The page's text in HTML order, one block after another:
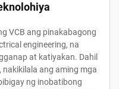
VCB ang pinakabagong
engineering, na
at katiyakan. Dahil
nakikilala ang aming mga
ng inobatibong